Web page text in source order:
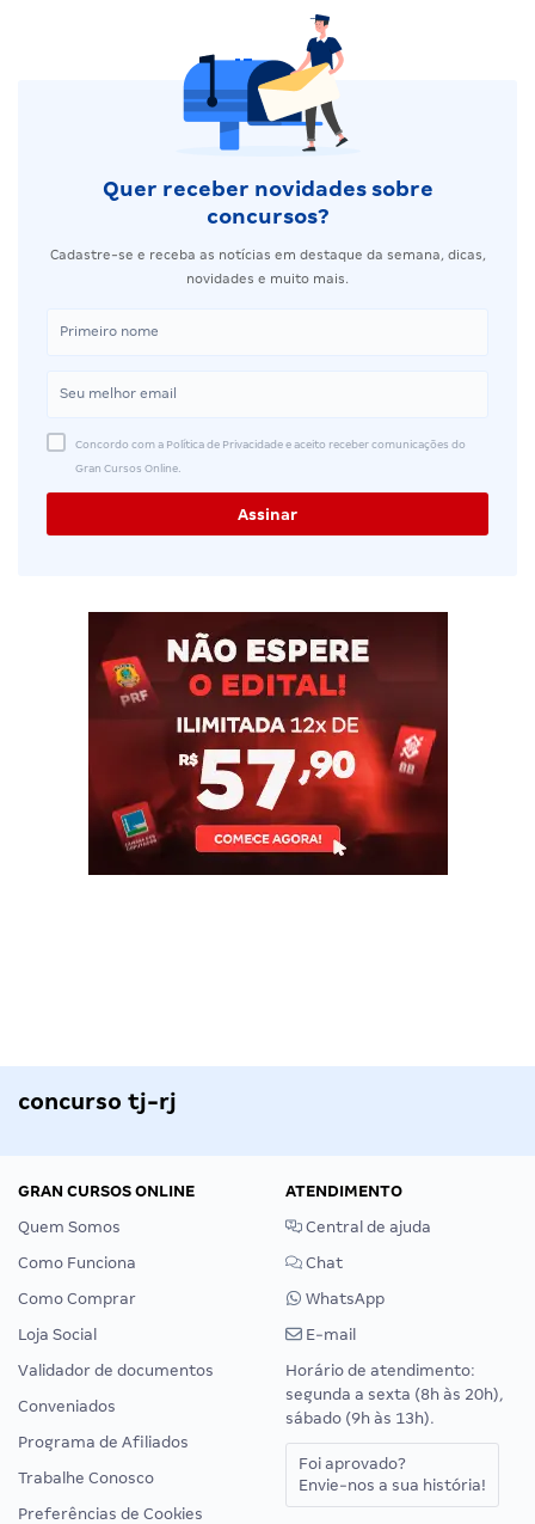
Quer receber novidades sobre
concursos?
Cadastre-se e receba as notícias em destaque da semana, dicas,
novidades e muito mais.
Concordo com a Política de Privacidade e aceito receber comunicações do
Gran Cursos Online.
concurso tj-rj
GRAN CURSOS ONLINE
Quem Somos
Como Funciona
Como Comprar
Loja Social
Validador de documentos
Conveniados
Programa de Afiliados
Trabalhe Conosco
Preferências de Cookies
ATENDIMENTO
Central de ajuda
Chat
WhatsApp
E-mail
Horário de atendimento:
segunda a sexta (8h às 20h),
sábado (9h às 13h).
Foi aprovado?
Envie-nos a sua história!